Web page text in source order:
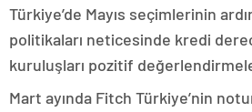
Türkiye’de Mayıs seçimlerinin
politikaları neticesinde kredi
kuruluşları pozitif
Mart ayında Fitch Türkiye’nin